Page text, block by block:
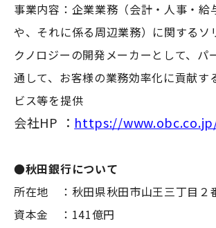
事業内容：企業業務（会計・人事・給
や、それに係る周辺業務）に関するソ
クノロジーの開発メーカーとして、パ
通して、お客様の業務効率化に貢献す
ビス等を提供
会社HP ： https://
●秋田銀行について
所在地 ：秋田県秋田市山王三丁目２
資本金 ：141億円